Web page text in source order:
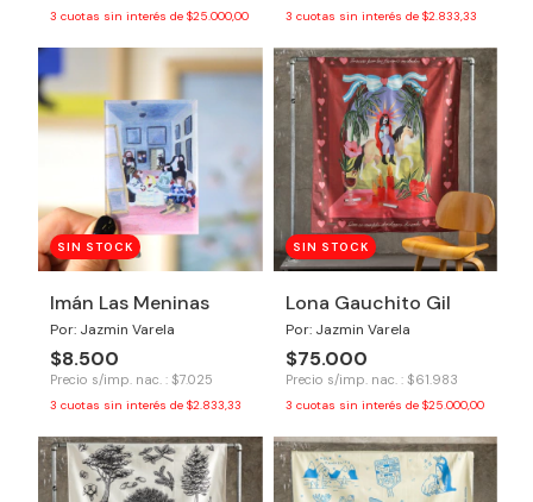
3 cuotas sin interés de $25.000,00 3 cuotas sin interés de $2.833,33
SIN STOCK
Imán Las Meninas
Por: Jazmin Varela
$8.500
Precio s/imp. nac. : $7.025
3 cuotas sin interés de $2.833,33
SIN STOCK
Lona Gauchito Gil
Por: Jazmin Varela
$75.000
Precio s/imp. nac. : $61.983
3 cuotas sin interés de $25.000,00